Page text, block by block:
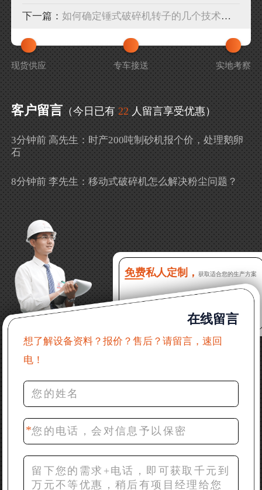
下一篇：如何确定锤式破碎机转子的几个技术参数
现货供应 专车接送 实地考察
客户留言 （今日已有 22 人留言享受优惠）
3分钟前 高先生：时产200吨制砂机报个价，处理鹅卵
石
8分钟前 李先生：移动式破碎机怎么解决粉尘问题？
吗？
16分钟前 程先生：破碎生产线出个方案及报价，有什
么售后服务？
22分钟前 郑女士：想了解时产500吨锤破，加工石灰石
31分钟前 吴先生：成套石头破碎设备有吗？给个详细
产品资料
36分钟前 罗先生：每小时100吨左右的鄂破和反击破，
42分钟前 梁先生：膨润土磨到200目，用什么磨粉设
备？
免费私人定制， 获取适合您的生产方案
在线留言
想了解设备资料？报价？售后？请留言，速回
电！